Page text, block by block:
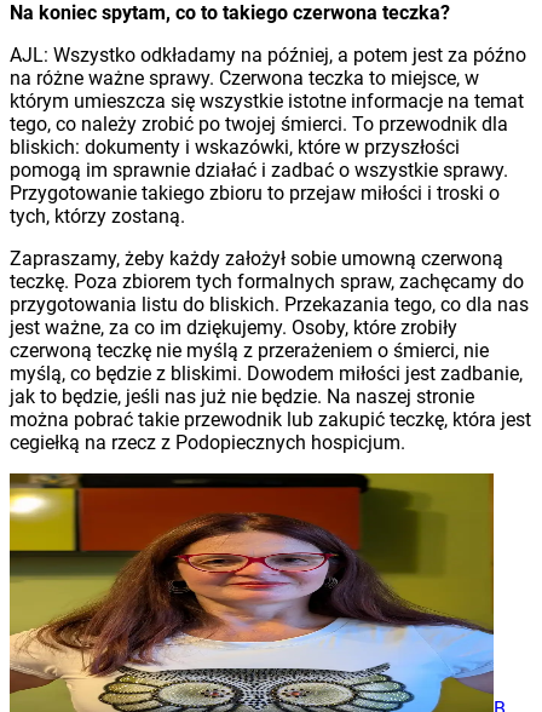
Na koniec spytam, co to takiego czerwona teczka?
AJL: Wszystko odkładamy na później, a potem jest za późno
na różne ważne sprawy. Czerwona teczka to miejsce, w
którym umieszcza się wszystkie istotne informacje na temat
tego, co należy zrobić po twojej śmierci. To przewodnik dla
bliskich: dokumenty i wskazówki, które w przyszłości
pomogą im sprawnie działać i zadbać o wszystkie sprawy.
Przygotowanie takiego zbioru to przejaw miłości i troski o
tych, którzy zostaną.
Zapraszamy, żeby każdy założył sobie umowną czerwoną
teczkę. Poza zbiorem tych formalnych spraw, zachęcamy do
przygotowania listu do bliskich. Przekazania tego, co dla nas
jest ważne, za co im dziękujemy. Osoby, które zrobiły
czerwoną teczkę nie myślą z przerażeniem o śmierci, nie
myślą, co będzie z bliskimi. Dowodem miłości jest zadbanie,
jak to będzie, jeśli nas już nie będzie. Na naszej stronie
można pobrać takie przewodnik lub zakupić teczkę, która jest
cegiełką na rzecz z Podopiecznych hospicjum.